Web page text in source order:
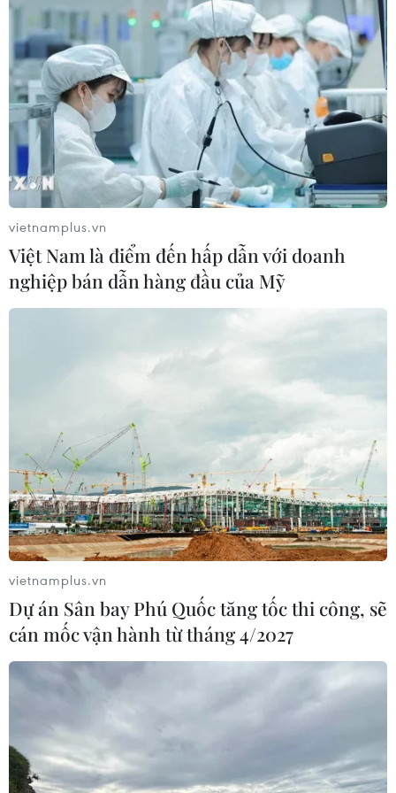
Chủ tịch Quốc hội kiêm Chủ tịch Hạ
viện Thái Lan kết thúc chuyến thăm
Việt Nam
07/08/2026 14:34
Tổng Bí thư, Chủ tịch nước Tô Lâm:
Hợp tác nghị viện là trụ cột quan
trọng giữa Việt Nam-Thái Lan
07/08/2026 13:39
59 năm ASEAN: Đoàn kết là “lợi thế
Hạ tầng AI - động lực tăng trưởng
mới của Đông Nam Á
07/08/2026 10:19
Thành phố Hồ Chí Minh: Họp mặt kỷ
niệm 59 năm Ngày thành lập ASEAN
Thái Lan: Ôtô lao vào trung tâm
chăm sóc trẻ làm khoảng nạn nhân
07/08/2026 08:13
vietnamplus.vn
Việt Nam là điểm đến hấp dẫn với doanh
nghiệp bán dẫn hàng đầu của Mỹ
vietnamplus.vn
Dự án Sân bay Phú Quốc tăng tốc thi công, sẽ
cán mốc vận hành từ tháng 4/2027